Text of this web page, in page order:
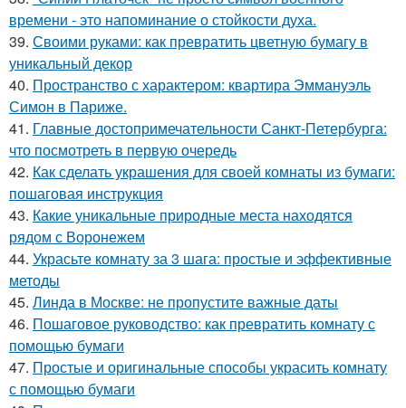
времени - это напоминание о стойкости духа.
39. Своими руками: как превратить цветную бумагу в
уникальный декор
40. Пространство с характером: квартира Эммануэль
Симон в Париже.
41. Главные достопримечательности Санкт-Петербурга:
что посмотреть в первую очередь
42. Как сделать украшения для своей комнаты из бумаги:
пошаговая инструкция
43. Какие уникальные природные места находятся
рядом с Воронежем
44. Украсьте комнату за 3 шага: простые и эффективные
методы
45. Линда в Москве: не пропустите важные даты
46. Пошаговое руководство: как превратить комнату с
помощью бумаги
47. Простые и оригинальные способы украсить комнату
с помощью бумаги